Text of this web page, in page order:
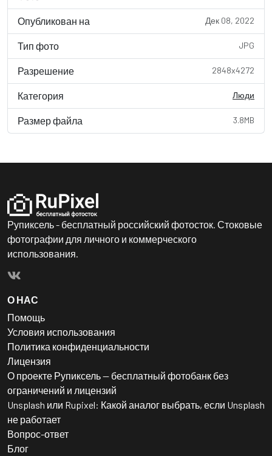
Опубликован на Дек 08, 2022
Тип фото JPG
Разрешение 2848x4272
Категория Люди
Размер файла 3.8MB
Рупиксель - бесплатный российский фотосток. Стоковые
фотографии для личного и коммерческого
использования.
О НАС
Помощь
Условия использования
Политика конфиденциальности
Лицензия
О проекте Рупиксель — бесплатный фотобанк без
ограничений и лицензий
Unsplash или Rupixel: Какой аналог выбрать, если Unsplash
не работает
Вопрос-ответ
Блог